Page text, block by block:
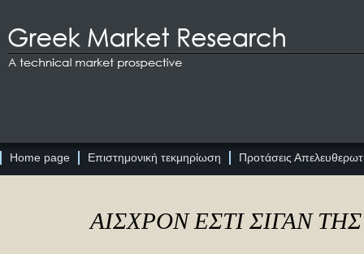
Home page Επιστημονική τεκμηρίωση Προτάσεις
ΑΙΣΧΡΟΝ ΕΣΤΙ ΣΙΓΑΝ